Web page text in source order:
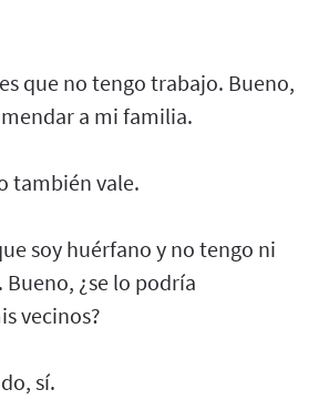
que no tengo trabajo. Bueno,
a mi familia.
también vale.
soy huérfano y no tengo ni
¿se lo podría
vecinos?
sí.